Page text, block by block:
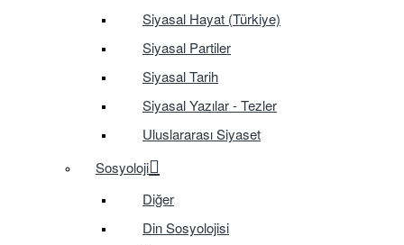
Siyasal Hayat (Türkiye)
Siyasal Partiler
Siyasal Tarih
Siyasal Yazılar - Tezler
Uluslararası Siyaset
Sosyoloji
Diğer
Din Sosyolojisi